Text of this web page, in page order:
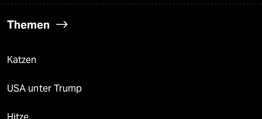
Themen
Katzen
USA unter Trump